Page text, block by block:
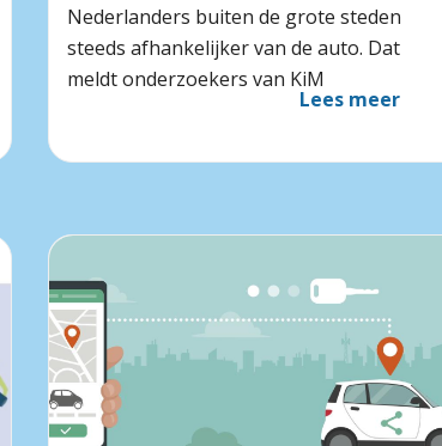
Nederlanders buiten de grote steden
steeds afhankelijker van de auto. Dat
meldt onderzoekers van KiM
Lees meer